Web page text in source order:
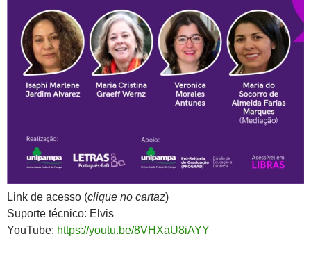
Link de acesso (clique no cartaz)
Suporte técnico: Elvis
YouTube: https://youtu.be/8VHXaU8iAYY